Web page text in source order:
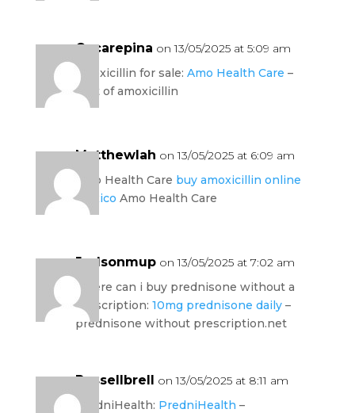
Oscarepina on 13/05/2025 at 5:09 am
amoxicillin for sale: Amo Health Care –
cost of amoxicillin
Matthewlah on 13/05/2025 at 6:09 am
Amo Health Care buy amoxicillin online
mexico Amo Health Care
Judsonmup on 13/05/2025 at 7:02 am
where can i buy prednisone without a
prescription: 10mg prednisone daily–
prednisone without prescription.net
Russellbrell on 13/05/2025 at 8:11 am
PredniHealth: PredniHealth –